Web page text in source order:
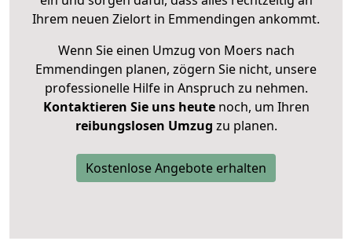
Ihrem neuen Zielort in Emmendingen ankommt.
Wenn Sie einen Umzug von Moers nach
Emmendingen planen, zögern Sie nicht, unsere
professionelle Hilfe in Anspruch zu nehmen.
Kontaktieren Sie uns heutenoch, um Ihren
reibungslosen Umzug zu planen.
Kostenlose Angebote erhalten